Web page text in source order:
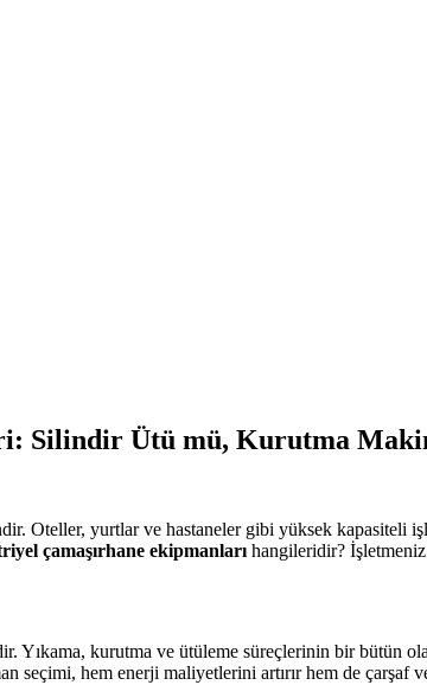
Silindir Ütü mü, Kurutma
Oteller, yurtlar ve hastaneler gibi yüksek kapasiteli
çamaşırhane ekipmanlarıhangileridir? İşletmeniz
Yıkama, kurutma ve ütüleme süreçlerinin bir bütün
seçimi, hem enerji maliyetlerini artırır hem de